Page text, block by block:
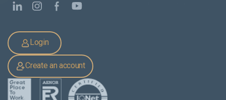
Login
Create an account